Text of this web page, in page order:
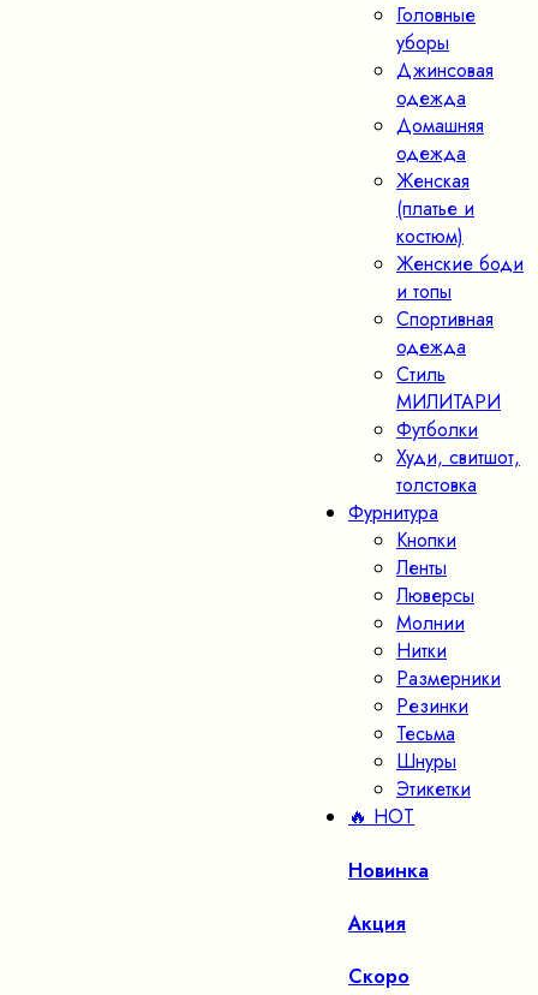
Головные
уборы
Джинсовая
одежда
Домашняя
одежда
Женская
(платье и
костюм)
Женские боди
и топы
Спортивная
одежда
Стиль
МИЛИТАРИ
Футболки
Худи, свитшот,
толстовка
Фурнитура
Кнопки
Ленты
Люверсы
Молнии
Нитки
Размерники
Резинки
Тесьма
Шнуры
Этикетки
🔥 HOT
Новинка
Акция
Скоро